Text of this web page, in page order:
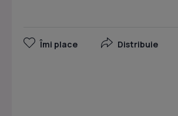
Îmi place Distribuie